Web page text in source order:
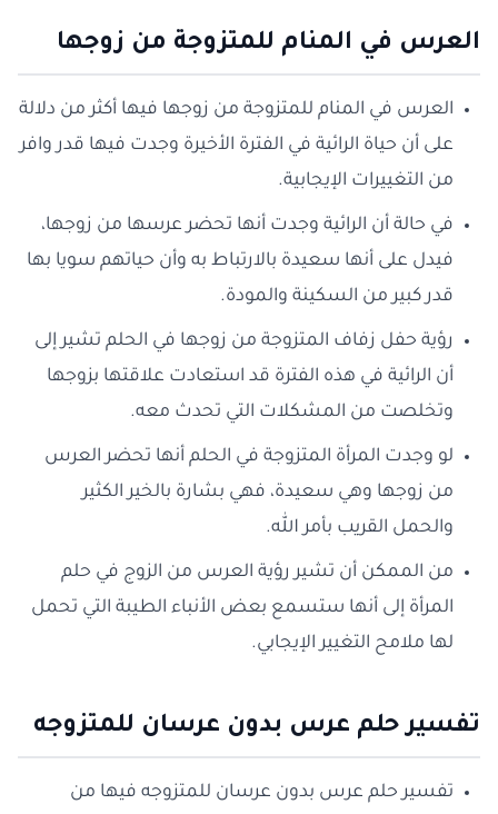
العرس في المنام للمتزوجة من زوجها
العرس في المنام للمتزوجة من زوجها فيها أكثر من دلالة
على أن حياة الرائية في الفترة الأخيرة وجدت فيها قدر وافر
من التغييرات الإيجابية.
في حالة أن الرائية وجدت أنها تحضر عرسها من زوجها،
فيدل على أنها سعيدة بالارتباط به وأن حياتهم سويا بها
قدر كبير من السكينة والمودة.
رؤية حفل زفاف المتزوجة من زوجها في الحلم تشير إلى
أن الرائية في هذه الفترة قد استعادت علاقتها بزوجها
وتخلصت من المشكلات التي تحدث معه.
لو وجدت المرأة المتزوجة في الحلم أنها تحضر العرس
من زوجها وهي سعيدة، فهي بشارة بالخير الكثير
والحمل القريب بأمر الله.
من الممكن أن تشير رؤية العرس من الزوج في حلم
المرأة إلى أنها ستسمع بعض الأنباء الطيبة التي تحمل
لها ملامح التغيير الإيجابي.
تفسير حلم عرس بدون عرسان للمتزوجه
تفسير حلم عرس بدون عرسان للمتزوجه فيها من